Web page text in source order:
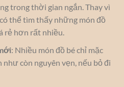
trong thời gian ngắn. Thay vì
thể tìm thấy những món đồ
rẻ hơn rất nhiều.
: Nhiều món đồ bé chỉ mặc
như còn nguyên vẹn, nếu bỏ đi